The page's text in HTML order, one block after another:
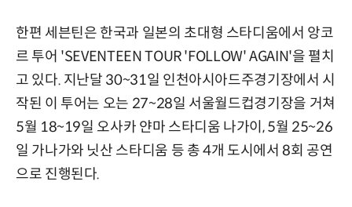
한편 세븐틴은 한국과 일본의 초대형 스타디움에서 앙코
르 투어 'SEVENTEEN TOUR 'FOLLOW' AGAIN'을 펼치
고 있다. 지난달 30~31일 인천아시아드주경기장에서 시
작된 이 투어는 오는 27~28일 서울월드컵경기장을 거쳐
5월 18~19일 오사카 얀마 스타디움 나가이, 5월 25~26
일 가나가와 닛산 스타디움 등 총 4개 도시에서 8회 공연
으로 진행된다.